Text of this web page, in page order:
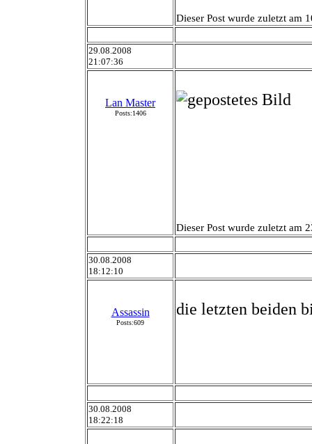
Dieser Post wurde zuletzt am
29.08.2008
21:07:36
Lan Master
Posts:1406
Dieser Post wurde zuletzt am
30.08.2008
18:12:10
Assassin
Posts:609
die letzten beiden
30.08.2008
18:22:18